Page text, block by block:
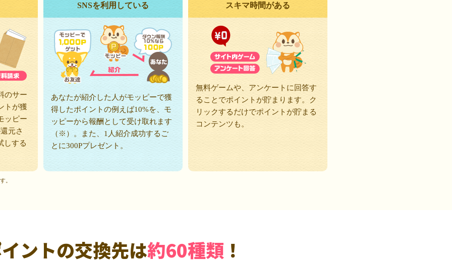
のサー
トが獲
ッピー
元さ
しする
SNSを利用している
あなたが紹介した人がモッピーで獲
得したポイントの例えば10%を、モ
ッピーから報酬として受け取れます
（※）。また、1人紹介成功するご
とに300Pプレゼント。
スキマ時間がある
無料ゲームや、アンケートに回答す
ることでポイントが貯まります。ク
リックするだけでポイントが貯まる
コンテンツも。
。
ントの交換先は約60種類 ！